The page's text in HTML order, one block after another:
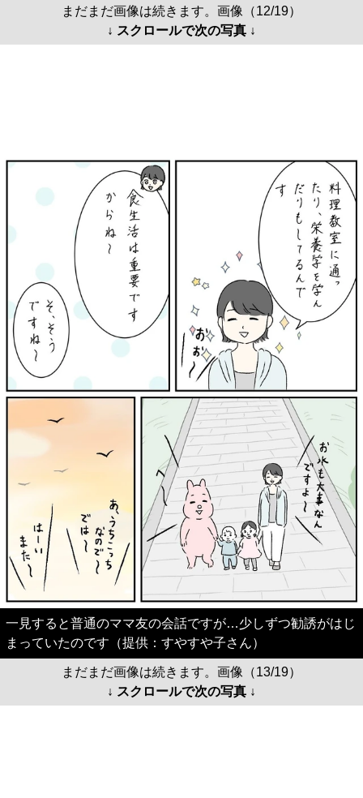
まだまだ画像は続きます。画像（12/19）
↓ スクロールで次の写真 ↓
一見すると普通のママ友の会話ですが…少しずつ勧誘がはじ
まっていたのです（提供：すやすや子さん）
まだまだ画像は続きます。画像（13/19）
↓ スクロールで次の写真 ↓